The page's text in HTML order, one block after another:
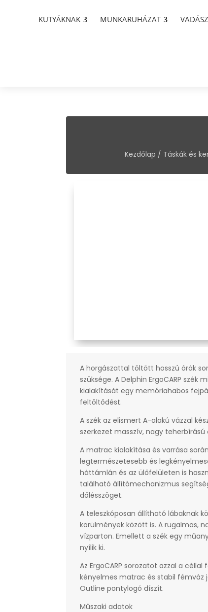
KUTYÁKNAK MUNKARUHÁZAT
Kezdőlap / Táskák és
A horgászattal töltött hosszú órák
szüksége. A Delphin ErgoCARP
kialakítását egy memóriahabos
feltöltődést.
A szék az elismert A-alakú vázzal
szerkezet masszív, nagy
A matrac kialakítása és varrása
legtermészetesebb és
háttámlán és az ülőfelületen is
található állítómechanizmus
dőlésszöget.
A teleszkóposan állítható lábaknak
körülmények között is. A rugalmas,
vízparton. Emellett a szék egy
nyílik ki.
Az ErgoCARP sorozatot azzal a
kényelmes matrac és stabil fémváz
Outline pontylogó díszít.
Műszaki adatok